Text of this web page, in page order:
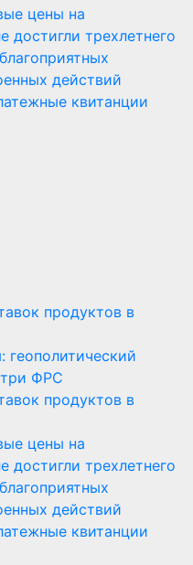
цены на
достигли трехлетнего
действий
квитанции
продуктов в
геополитический
ФРС
продуктов в
цены на
достигли трехлетнего
действий
квитанции